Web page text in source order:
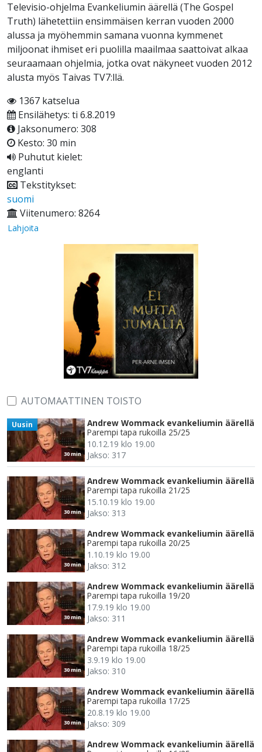
Televisio-ohjelma Evankeliumin äärellä (The Gospel
Truth) lähetettiin ensimmäisen kerran vuoden 2000
alussa ja myöhemmin samana vuonna kymmenet
miljoonat ihmiset eri puolilla maailmaa saattoivat alkaa
seuraamaan ohjelmia, jotka ovat näkyneet vuoden 2012
alusta myös Taivas TV7:llä.
1367 katselua
Ensilähetys: ti 6.8.2019
Jaksonumero: 308
Kesto: 30 min
Puhutut kielet:
englanti
Tekstitykset:
suomi
Viitenumero: 8264
Lahjoita
AUTOMAATTINEN TOISTO
30 min
Uusin
Andrew Wommack evankeliumin äärellä
Parempi tapa rukoilla 25/25
10.12.19 klo 19.00
Jakso: 317
30 min
Andrew Wommack evankeliumin äärellä
Parempi tapa rukoilla 21/25
15.10.19 klo 19.00
Jakso: 313
30 min
Andrew Wommack evankeliumin äärellä
Parempi tapa rukoilla 20/25
1.10.19 klo 19.00
Jakso: 312
30 min
Andrew Wommack evankeliumin äärellä
Parempi tapa rukoilla 19/20
17.9.19 klo 19.00
Jakso: 311
30 min
Andrew Wommack evankeliumin äärellä
Parempi tapa rukoilla 18/25
3.9.19 klo 19.00
Jakso: 310
30 min
Andrew Wommack evankeliumin äärellä
Parempi tapa rukoilla 17/25
20.8.19 klo 19.00
Jakso: 309
Andrew Wommack evankeliumin äärellä